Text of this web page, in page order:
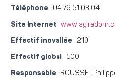
Téléphone 04 76 51 03 04
Site Internet
Effectif inovallée 210
Effectif global 500
Responsable ROUSSEL